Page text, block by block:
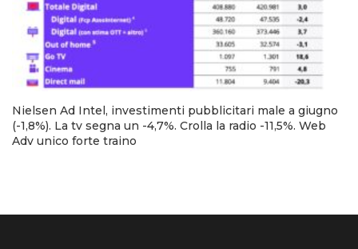
Nielsen Ad Intel, investimenti pubblicitari male a giugno
(-1,8%). La tv segna un -4,7%. Crolla la radio -11,5%. Web
Adv unico forte traino